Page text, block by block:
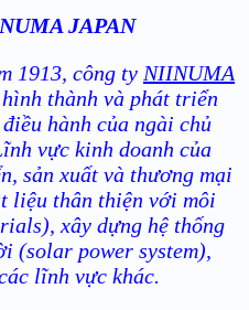
JAPAN
1913, công ty NIINUMA
thành và phát triển
hành của ngài chủ
vực kinh doanh của
sản xuất và thương mại
liệu thân thiện với môi
xây dựng hệ thống
(solar power system),
lĩnh vực khác.